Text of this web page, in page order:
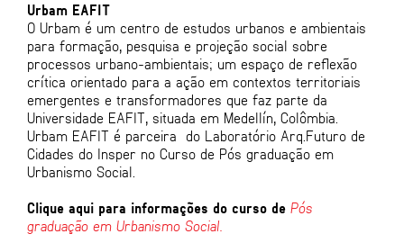
Urbam EAFIT
O Urbam é um centro de estudos urbanos e ambientais
para formação, pesquisa e projeção social sobre
processos urbano-ambientais; um espaço de reflexão
crítica orientado para a ação em contextos territoriais
emergentes e transformadores que faz parte da
Universidade EAFIT, situada em Medellín, Colômbia.
Urbam EAFIT é parceira do Laboratório Arq.Futuro de
Cidades do Insper no Curso de Pós graduação em
Urbanismo Social.
Clique aqui para informações do curso de Pós
graduação em Urbanismo Social.